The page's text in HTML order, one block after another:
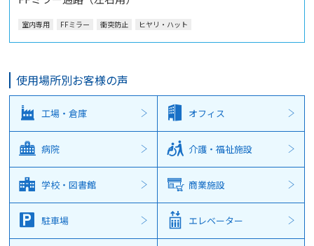
室内専用 FFミラー 衝突防止 ヒヤリ・ハット
使用場所別お客様の声
工場・倉庫 オフィス
病院 介護・福祉施設
学校・図書館 商業施設
駐車場 エレベーター